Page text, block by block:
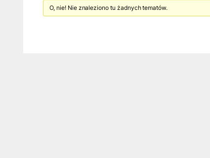
O, nie! Nie znaleziono tu żadnych tematów.